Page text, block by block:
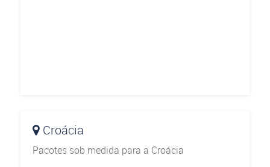
Croácia
Pacotes sob medida para a Croácia